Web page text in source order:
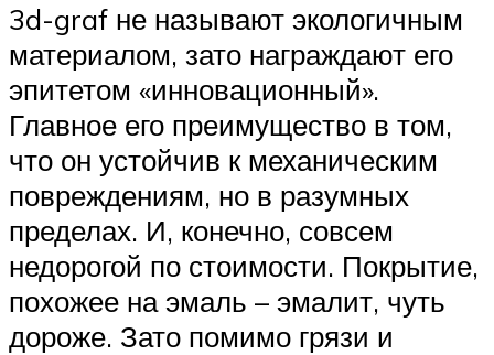
3d-graf не называют экологичным
материалом, зато награждают его
эпитетом «инновационный».
Главное его преимущество в том,
что он устойчив к механическим
повреждениям, но в разумных
пределах. И, конечно, совсем
недорогой по стоимости. Покрытие,
похожее на эмаль – эмалит, чуть
дороже. Зато помимо грязи и